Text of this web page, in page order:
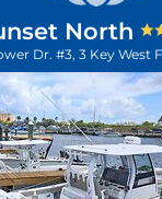
North
Dr. #3, 3 Key West